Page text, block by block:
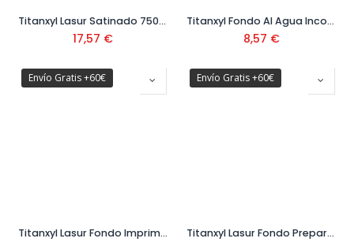
Titanxyl Lasur Satinado 750 ml
17,57 €
Titanxyl Fondo Al Agua Incoloro
8,57 €
Envío Gratis +60€
Titanxyl Lasur Fondo Imprimación Protectora 750 ml
Envío Gratis +60€
Titanxyl Lasur Fondo Preparación para Madera 4 Litros